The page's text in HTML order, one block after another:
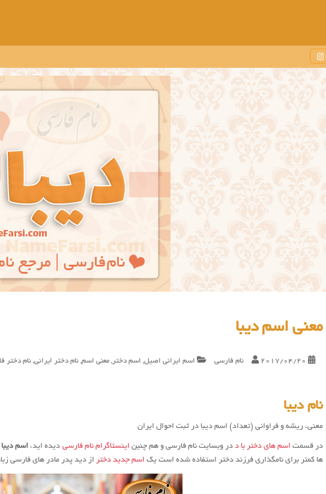
معنی اسم دیبا
2017/04/20 نام فارسی اسم ایرانی اصیل, اسم دختر , معنی اسم, نام دختر ایرانی, نام دختر
نام دیبا
معنی، ریشه و فراوانی (تعداد) اسم دیبا در ثبت احوال ایران
در قسمت اسم های دختر با د در وبسایت نام فارسی و هم چنین اینستاگرام نام فارسی دیده اید، اسم ديبا
ها کمتر برای نامگذاری فرزند دختر استفاده شده است یک اسم جدید دختر از دید پدر مادر های فارسی